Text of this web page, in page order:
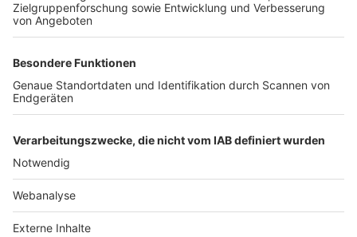
TOP-PARTNER
Nutzungsbedingungen Datenschutz Impressum